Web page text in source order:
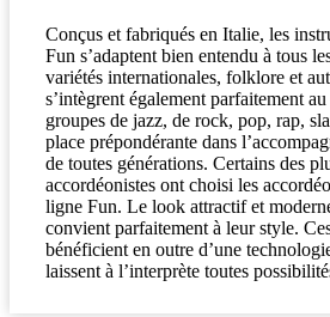
Conçus et fabriqués en Italie, les
Fun s’adaptent bien entendu à tous
variétés internationales, folklore et
s’intègrent également parfaitement
groupes de jazz, de rock, pop, rap,
place prépondérante dans
de toutes générations. Certains des
accordéonistes ont choisi les
ligne Fun. Le look attractif et
convient parfaitement à leur style.
bénéficient en outre d’une
laissent à l’interprète toutes